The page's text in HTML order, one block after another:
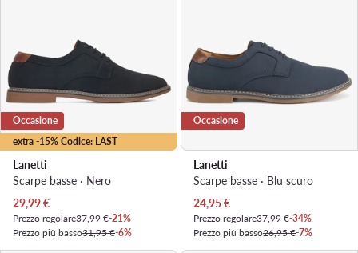
extra -15% Codice: LAST
Occasione
Lanetti
Scarpe basse · Nero
Prezzo attuale
29,99€
Prezzo regolare37,99 €-21%
Prezzo più basso31,95 €-6%
Occasione
Lanetti
Scarpe basse · Blu scuro
Prezzo attuale
24,95€
Prezzo regolare37,99 €-34%
Prezzo più basso26,95 €-7%